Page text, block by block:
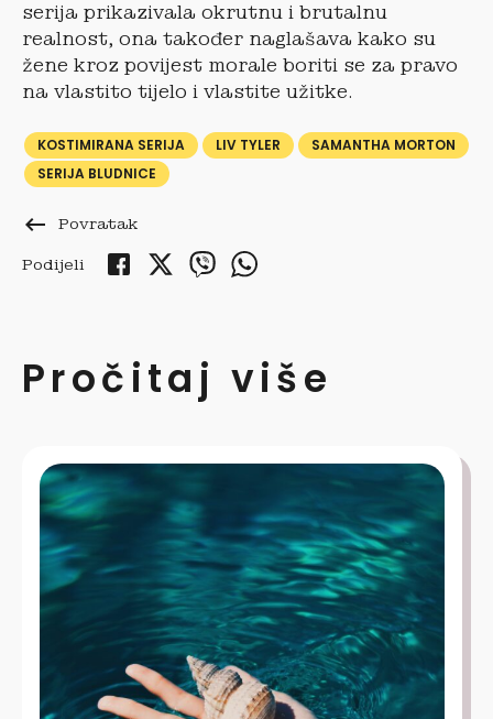
serija prikazivala okrutnu i brutalnu
realnost, ona također naglašava kako su
žene kroz povijest morale boriti se za pravo
na vlastito tijelo i vlastite užitke.
KOSTIMIRANA SERIJA LIV TYLER
SAMANTHA MORTON
SERIJA BLUDNICE
keyboard_backspace Povratak
Podijeli
Pročitaj više